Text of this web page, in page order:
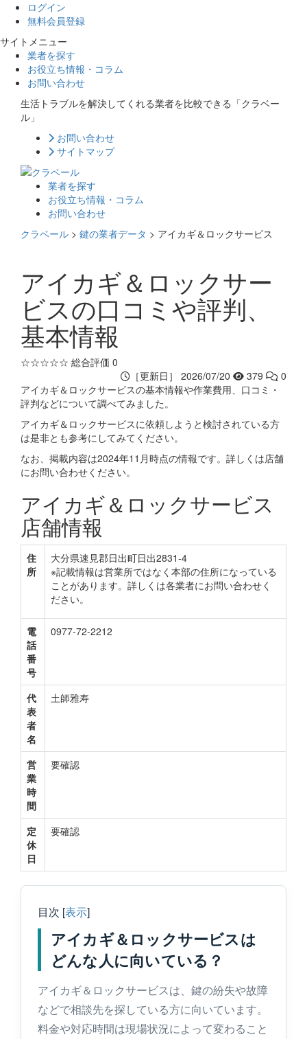
ログイン
無料会員登録
サイトメニュー
業者を探す
お役立ち情報・コラム
お問い合わせ
生活トラブルを解決してくれる業者を比較できる「クラベー
ル」
お問い合わせ
サイトマップ
業者を探す
お役立ち情報・コラム
お問い合わせ
クラベール > 鍵の業者データ > アイカギ＆ロックサービス
アイカギ＆ロックサー
ビスの口コミや評判、
基本情報
☆☆☆☆☆ 総合評価 0
［更新日］ 2026/07/20
379
0
アイカギ＆ロックサービスの基本情報や作業費用、口コミ・
評判などについて調べてみました。
アイカギ＆ロックサービスに依頼しようと検討されている方
は是非とも参考にしてみてください。
なお、掲載内容は2024年11月時点の情報です。詳しくは店舗
にお問い合わせください。
アイカギ＆ロックサービス
店舗情報
住
所
大分県速見郡日出町日出2831-4
※記載情報は営業所ではなく本部の住所になっている
ことがあります。詳しくは各業者にお問い合わせく
ださい。
電
話
番
号
0977-72-2212
代
表
者
名
土師雅寿
営
業
時
間
要確認
定
休
日
要確認
目次 [表示]
アイカギ＆ロックサービスは
どんな人に向いている？
アイカギ＆ロックサービスは、鍵の紛失や故障
などで相談先を探している方に向いています。
料金や対応時間は現場状況によって変わること